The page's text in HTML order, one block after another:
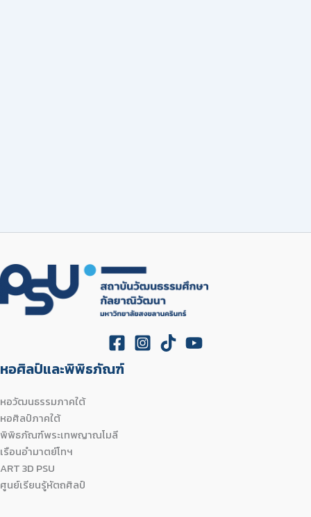
หอศิลป์และพิพิธภัณฑ์
หอวัฒนธรรมภาคใต้
หอศิลป์ภาคใต้
พิพิธภัณฑ์พระเทพญาณโมลี
เรือนอำมาตย์โทฯ
ART 3D PSU
ศูนย์เรียนรู้หัตถศิลป์